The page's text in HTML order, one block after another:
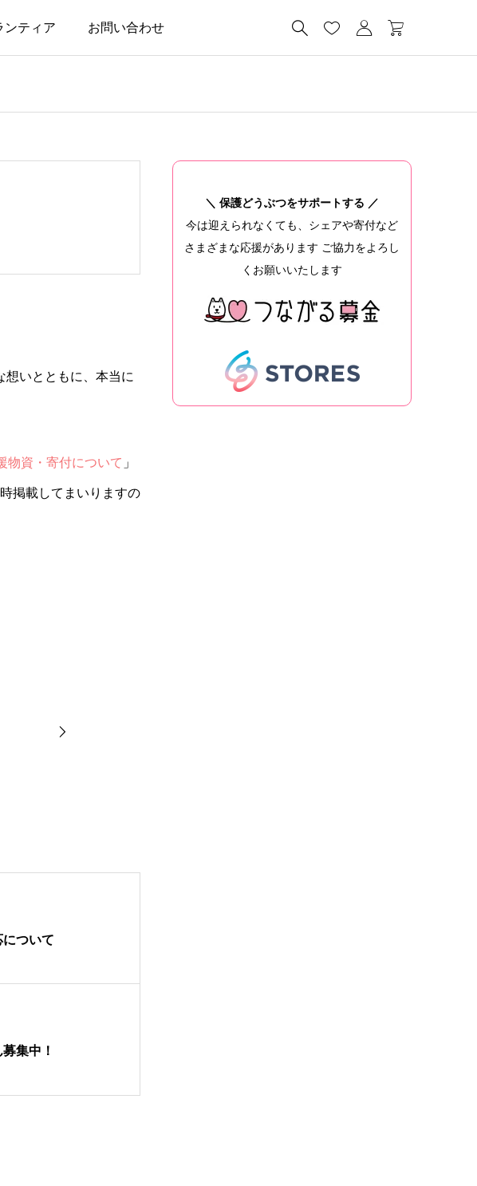
ンティア お問い合わせ    
想いとともに、本当に
物資・寄付について 」
掲載してまいりますの
について
集中！
＼ 保護どうぶつをサポートする ／
今は迎えられなくても、シェアや寄付など
さまざまな応援があります ご協力をよろし
くお願いいたします